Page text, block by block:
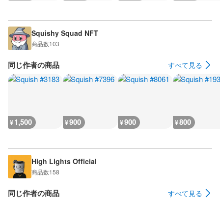
Squishy Squad NFT
商品数103
同じ作者の商品 すべて見る
¥1,500 ¥900 ¥900 ¥800
High Lights Official
商品数158
同じ作者の商品 すべて見る